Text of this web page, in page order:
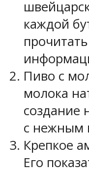
каждой
Пиво с
молока
создание
с нежным
Крепкое
Его